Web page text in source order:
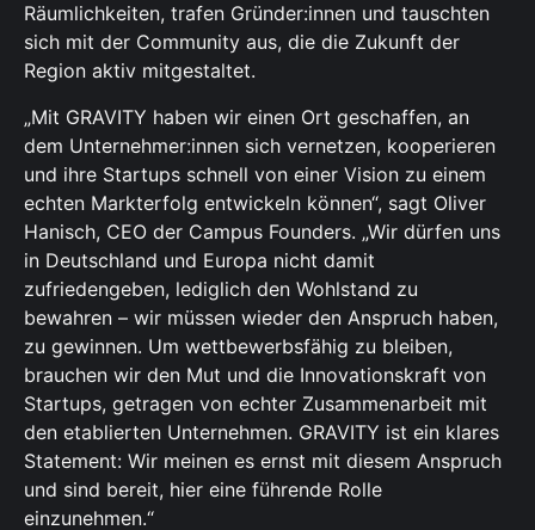
Räumlichkeiten, trafen Gründer:innen und tauschten
sich mit der Community aus, die die Zukunft der
Region aktiv mitgestaltet.
„Mit GRAVITY haben wir einen Ort geschaffen, an
dem Unternehmer:innen sich vernetzen, kooperieren
und ihre Startups schnell von einer Vision zu einem
echten Markterfolg entwickeln können“, sagt Oliver
Hanisch, CEO der Campus Founders. „Wir dürfen uns
in Deutschland und Europa nicht damit
zufriedengeben, lediglich den Wohlstand zu
bewahren – wir müssen wieder den Anspruch haben,
zu gewinnen. Um wettbewerbsfähig zu bleiben,
brauchen wir den Mut und die Innovationskraft von
Startups, getragen von echter Zusammenarbeit mit
den etablierten Unternehmen. GRAVITY ist ein klares
Statement: Wir meinen es ernst mit diesem Anspruch
und sind bereit, hier eine führende Rolle
einzunehmen.“